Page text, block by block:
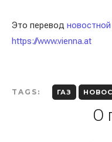
Это перевод новостной
https://www.vienna.at
TAGS: ГАЗ
О